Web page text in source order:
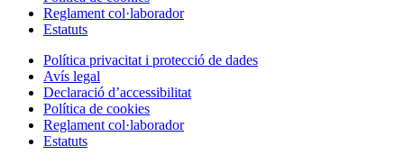
Reglament col·laborador
Estatuts
Política privacitat i protecció de dades
Avís legal
Declaració d’accessibilitat
Política de cookies
Reglament col·laborador
Estatuts